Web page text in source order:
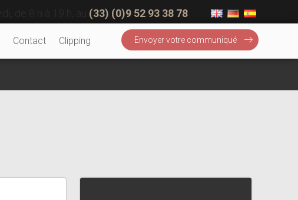
(33) (0)9 52 93 38 78
Contact Clipping Envoyer votre communiqué